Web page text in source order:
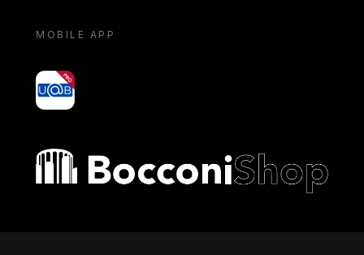
MOBILE APP
yoU@B
Bocconi shop